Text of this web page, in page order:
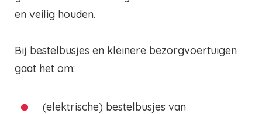
en veilig houden.
Bij bestelbusjes en kleinere bezorgvoertuigen
gaat het om:
(elektrische) bestelbusjes van